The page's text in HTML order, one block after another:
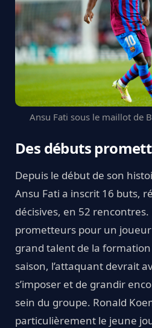
Ansu Fati sous le maillot de
Des débuts
Depuis le début de son
Ansu Fati a inscrit 16 buts,
décisives, en 52 rencontres.
prometteurs pour un
grand talent de la
saison, l’attaquant devrait
s’imposer et de grandir
sein du groupe. Ronald
particulièrement le jeune